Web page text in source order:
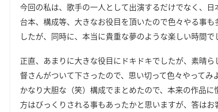
今回の私は、歌手の一人として出演するだけでなく、日
台本、構成等、大きなお役目を頂いたので色々やる事も
したが、同時に、本当に貴重な夢のような楽しい時間で
正直、あまりに大きな役目にドキドキでしたが、素晴ら
督さんがついて下さったので、思い切って色々やってみ
かなり大胆な（笑）構成でまとめたので、本来の作品に
方はびっくりされる事もあったかと思いますが、答はお